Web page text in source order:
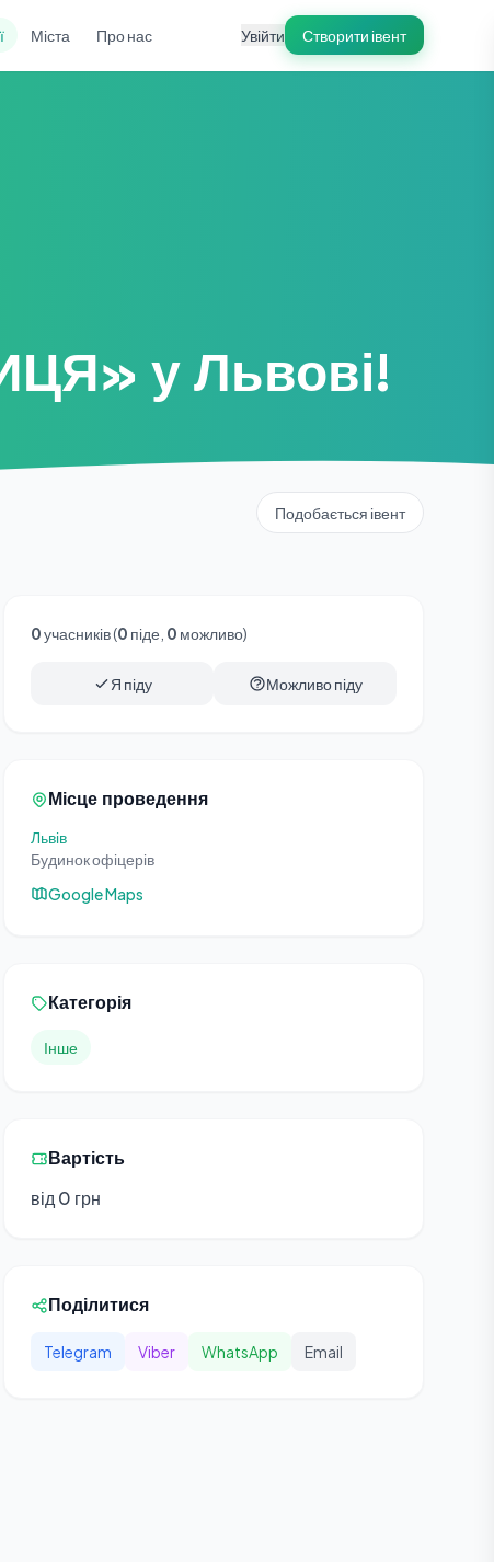
Міста Про нас Увійти Створити івент
у Львові!
Подобається івент
0учасників (0 піде, 0 можливо)
Я піду Можливо піду
Місце проведення
Львів
Будинок офіцерів
Google Maps
Категорія
Інше
Вартість
від 0 грн
Поділитися
Telegram Viber WhatsApp Email